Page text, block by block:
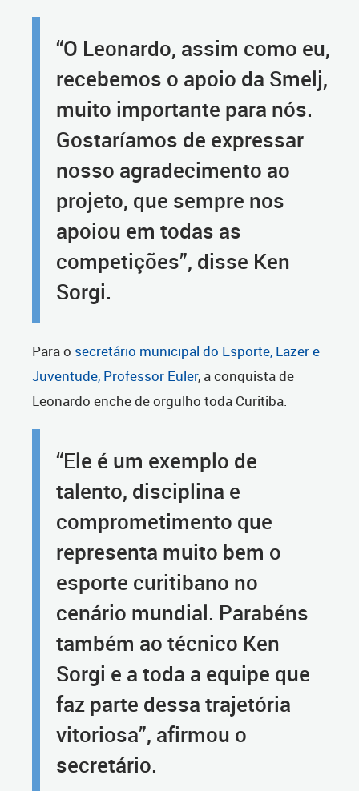
“O Leonardo, assim como eu,
recebemos o apoio da Smelj,
muito importante para nós.
Gostaríamos de expressar
nosso agradecimento ao
projeto, que sempre nos
apoiou em todas as
competições”, disse Ken
Sorgi.
Para o secretário municipal do Esporte, Lazer e
Juventude, Professor Euler, a conquista de
Leonardo enche de orgulho toda Curitiba.
“Ele é um exemplo de
talento, disciplina e
comprometimento que
representa muito bem o
esporte curitibano no
cenário mundial. Parabéns
também ao técnico Ken
Sorgi e a toda a equipe que
faz parte dessa trajetória
vitoriosa”, afirmou o
secretário.